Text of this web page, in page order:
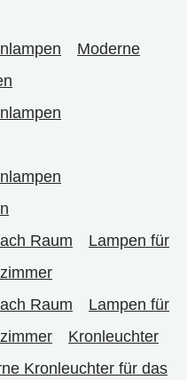
Moderne
Raum
Lampen für
Raum
Lampen für
Kronleuchter
Kronleuchter für das